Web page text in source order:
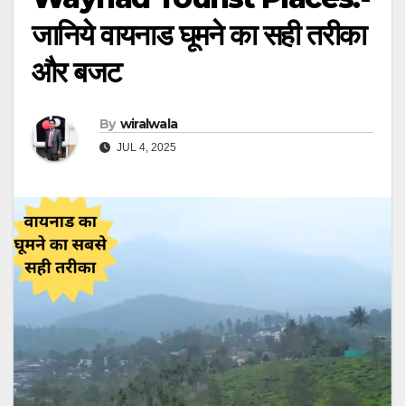
जानिये वायनाड घूमने का सही तरीका
और बजट
By wiralwala
JUL 4, 2025